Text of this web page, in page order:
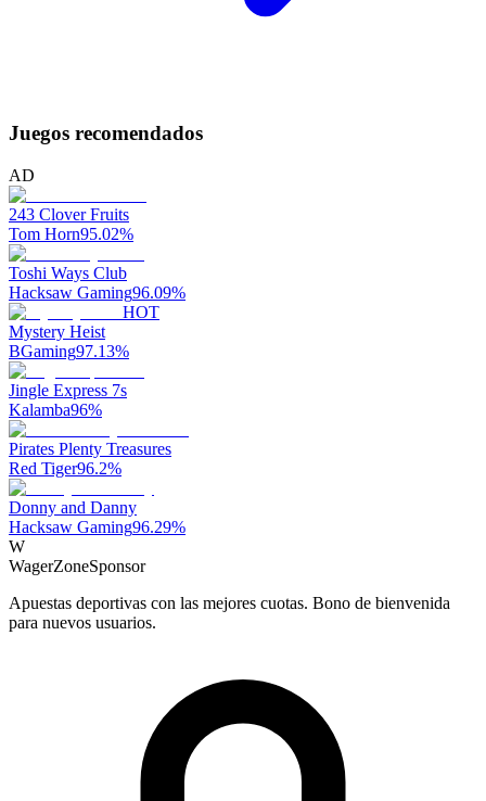
Juegos recomendados
AD
243 Clover Fruits
Tom Horn95.02%
Toshi Ways Club
Hacksaw Gaming96.09%
HOT
Mystery Heist
BGaming97.13%
Jingle Express 7s
Kalamba96%
Pirates Plenty Treasures
Red Tiger96.2%
Donny and Danny
Hacksaw Gaming96.29%
W
WagerZoneSponsor
Apuestas deportivas con las mejores cuotas. Bono de bienvenida
para nuevos usuarios.